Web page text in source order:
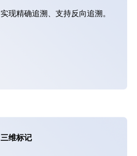
实现精确追溯、支持反向追溯。
三维标记